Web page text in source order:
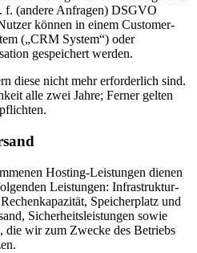
f. (andere Anfragen) DSGVO
können in einem Customer-
(„CRM System“) oder
gespeichert werden.
diese nicht mehr erforderlich sind.
alle zwei Jahre; Ferner gelten
Hosting-Leistungen dienen
Leistungen: Infrastruktur-
Speicherplatz und
Sicherheitsleistungen sowie
die wir zum Zwecke des Betriebs